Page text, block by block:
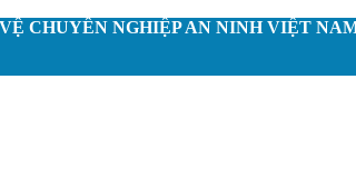
CHUYÊN NGHIỆP AN NINH VIỆT